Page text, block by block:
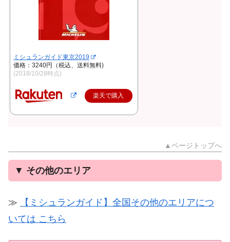
ミシュランガイド東京2019
価格：3240円（税込、送料無料)
(2018/10/28時点)
楽天で購入
▲ページトップへ
▼ その他のエリア
≫
【ミシュランガイド】全国その他のエリアにつ
いては こちら